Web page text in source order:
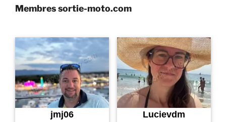
Membres sortie-moto.com
jmj06 Lucievdm